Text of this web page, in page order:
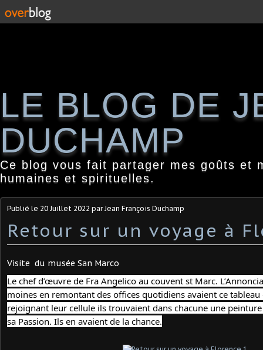
LE BLOG DE
DUCHAMP
Ce blog vous fait partager mes goûts et
humaines et spirituelles.
Publié le 20 Juillet 2022 par Jean François Duchamp
Retour sur un voyage à
Visite du musée San Marco
Le chef d’œuvre de Fra Angelico au couvent st Marc.
moines en remontant des offices quotidiens avaient ce tableau
rejoignant leur cellule ils trouvaient dans chacune une
sa Passion. Ils en avaient de la chance.